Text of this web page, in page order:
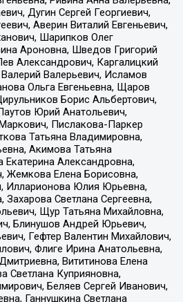
Дугин Сергей Георгиевич,
Аверин Виталий Евгеньевич,
Шарипков Олег
Ароновна, Шведов Григорий
Александрович, Каргалицкий
Валерьевич, Исламов
Ольга Евгеньевна, Щаров
Борис Альбертович,
Юрий Анатольевич,
Пислакова-Паркер
Татьяна Владимировна,
Акимова Татьяна
Екатерина Александровна,
Жемкова Елена Борисовна,
Илларионова Юлия Юрьевна,
Захарова Светлана Сергеевна,
Щур Татьяна Михайловна,
Блинушов Андрей Юрьевич,
Гефтер Валентин Михайлович,
Флиге Ирина Анатольевна,
Вититинова Елена
Светлана Куприяновна,
Беляев Сергей Иванович,
Ганнушкина Светлана